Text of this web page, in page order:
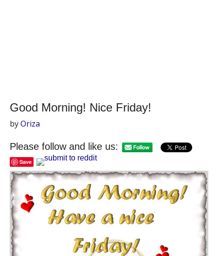
Good Morning! Nice Friday!
byOriza
Please follow and like us:
Save